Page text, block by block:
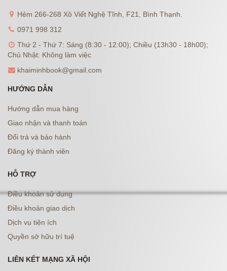
Hẻm 266-268 Xô Viết Nghệ Tĩnh, F21, Bình Thạnh.
0971 998 312
Thứ 2 - Thứ 7: Sáng (8:30 - 12:00); Chiều (13h30 - 18h00);
Chủ Nhật: Không làm việc
khaiminhbook@gmail.com
HƯỚNG DẪN
Hướng dẫn mua hàng
Giao nhận và thanh toán
Đổi trả và bảo hành
Đăng ký thành viên
HỖ TRỢ
Điều khoản sử dụng
Điều khoản giao dịch
Dịch vụ tiện ích
Quyền sở hữu trí tuệ
LIÊN KẾT MẠNG XÃ HỘI